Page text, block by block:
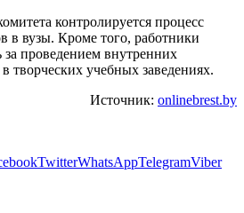
контролируется процесс
в вузы. Кроме того, работники
за проведением внутренних
творческих учебных заведениях.
Источник: onlinebrest.by
TwitterWhatsAppTelegramViber